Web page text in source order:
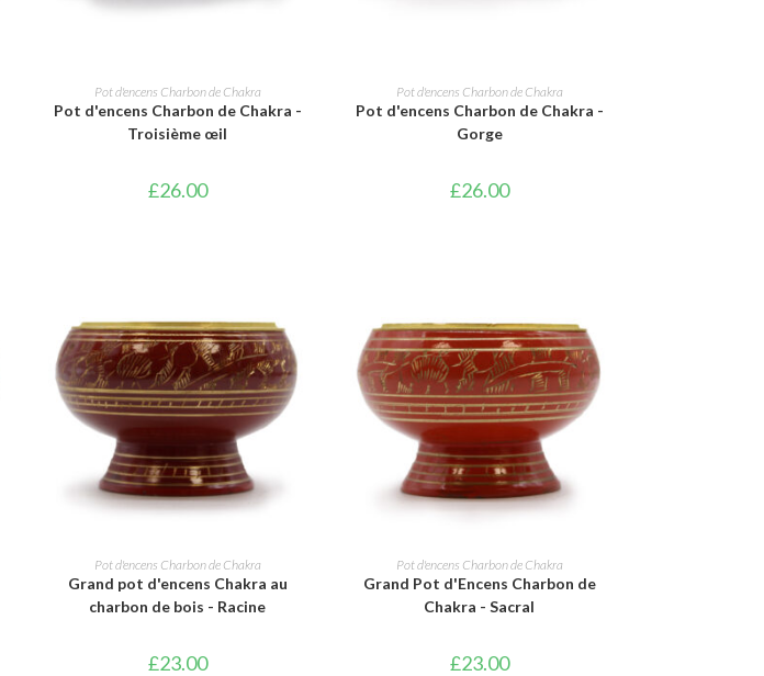
AJOUTER AU PANIER
Pot d'encens Charbon de Chakra
Pot d'encens Charbon de Chakra -
Troisième œil
£26.00
AJOUTER AU PANIER
Pot d'encens Charbon de Chakra
Pot d'encens Charbon de Chakra -
Gorge
£26.00
AJOUTER AU PANIER
Pot d'encens Charbon de Chakra
Grand pot d'encens Chakra au
charbon de bois - Racine
£23.00
AJOUTER AU PANIER
Pot d'encens Charbon de Chakra
Grand Pot d'Encens Charbon de
Chakra - Sacral
£23.00